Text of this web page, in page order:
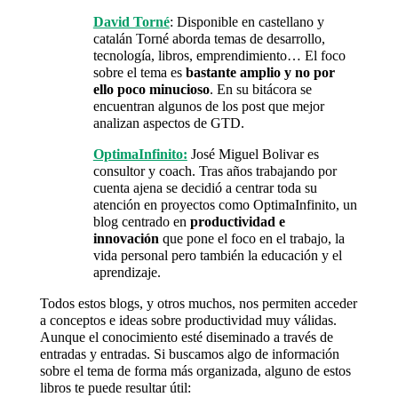
David Torné: Disponible en castellano y
catalán Torné aborda temas de desarrollo,
tecnología, libros, emprendimiento… El foco
sobre el tema es bastante amplio y no por
ello poco minucioso. En su bitácora se
encuentran algunos de los post que mejor
analizan aspectos de GTD.
OptimaInfinito: José Miguel Bolivar es
consultor y coach. Tras años trabajando por
cuenta ajena se decidió a centrar toda su
atención en proyectos como OptimaInfinito, un
blog centrado en productividad e
innovaciónque pone el foco en el trabajo, la
vida personal pero también la educación y el
aprendizaje.
Todos estos blogs, y otros muchos, nos permiten acceder
a conceptos e ideas sobre productividad muy válidas.
Aunque el conocimiento esté diseminado a través de
entradas y entradas. Si buscamos algo de información
sobre el tema de forma más organizada, alguno de estos
libros te puede resultar útil: